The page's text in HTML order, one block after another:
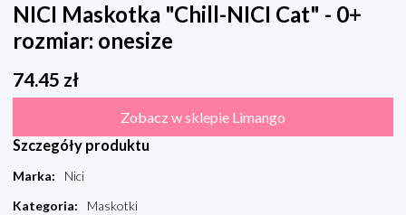
NICI Maskotka "Chill-NICI Cat" - 0+
rozmiar: onesize
74.45 zł
Zobacz w sklepie Limango
Szczegóły produktu
Marka:
Nici
Kategoria:
Maskotki